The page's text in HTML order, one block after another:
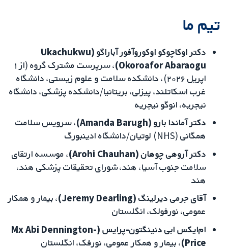
تیم ما
دکتر اوکاچوکو اوکوروآفور آباراگو (Ukachukwu
Okoroafor Abaraogu)
، سرپرست مشترک گروه (از ۱
اپریل ۲۰۲۶)، دانشکده سلامت و علوم زیستی، دانشگاه
غرب اسکاتلند، پیزلی، بریتانیا/دانشکده پزشکی، دانشگاه
نیجریه، انوگو نیجریه
دکتر آماندا بارو (Amanda Barugh)
، سرویس سلامت
همگانی (NHS) لوتیان/دانشگاه ادینبورگ
دکتر آروهی چوهان (Arohi Chauhan)
، موسسه ارتقای
سلامت جنوب آسیا، هند، شورای تحقیقات پزشکی هند،
هند
آقای جرمی دیرلینگ (Jeremy Dearling)
، بیمار و همکار
عمومی، نورفولک، انگلستان
ام‌ایکس ابی دنینگتون-پرایس (Mx Abi Dennington-
Price) ، بیمار و همکار عمومی، نورفک، انگلستان